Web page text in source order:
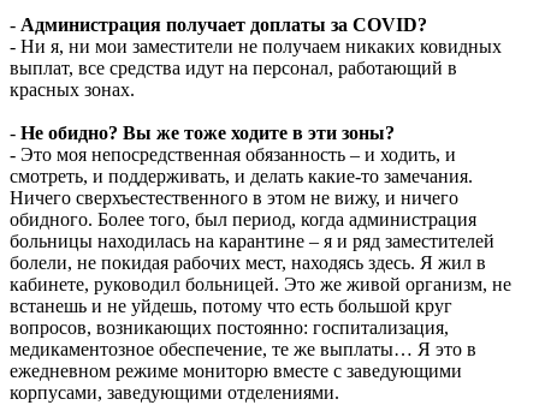
- Администрация получает доплаты за COVID?
- Ни я, ни мои заместители не получаем никаких ковидных
выплат, все средства идут на персонал, работающий в
красных зонах.
- Не обидно? Вы же тоже ходите в эти зоны?
- Это моя непосредственная обязанность – и ходить, и
смотреть, и поддерживать, и делать какие-то замечания.
Ничего сверхъестественного в этом не вижу, и ничего
обидного. Более того, был период, когда администрация
больницы находилась на карантине – я и ряд заместителей
болели, не покидая рабочих мест, находясь здесь. Я жил в
кабинете, руководил больницей. Это же живой организм, не
встанешь и не уйдешь, потому что есть большой круг
вопросов, возникающих постоянно: госпитализация,
медикаментозное обеспечение, те же выплаты… Я это в
ежедневном режиме мониторю вместе с заведующими
корпусами, заведующими отделениями.